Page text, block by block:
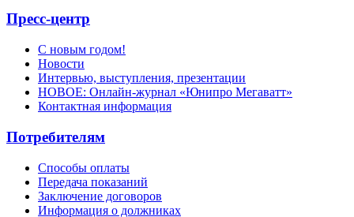
Пресс-центр
С новым годом!
Новости
Интервью, выступления, презентации
НОВОЕ: Онлайн-журнал «Юнипро Мегаватт»
Контактная информация
Потребителям
Способы оплаты
Передача показаний
Заключение договоров
Информация о должниках